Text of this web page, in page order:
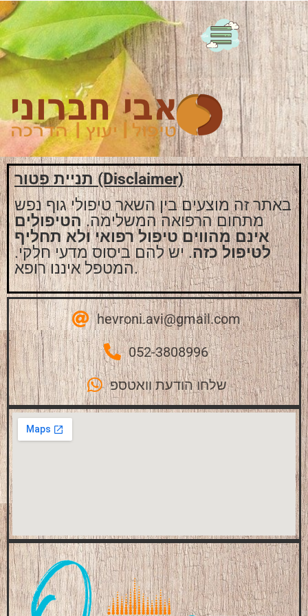
תניית פטור (Disclaimer)
באתר זה מוצעים בין השאר טיפולי גוף נפש
מתחום הרפואה המשלימה.הטיפולים
אינם מהווים טיפול רפואי ולא תחליף
לטיפול כזה. יש להם ביסוס מדעי חלקי.
המטפל איננו רופא.
hevroni.avi@gmail.com
052-3808996
שלחו הודעת וואטספ